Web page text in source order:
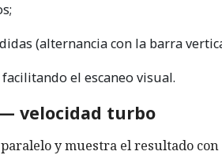
(alternancia con la barra
el escaneo visual.
velocidad turbo
y muestra el resultado con